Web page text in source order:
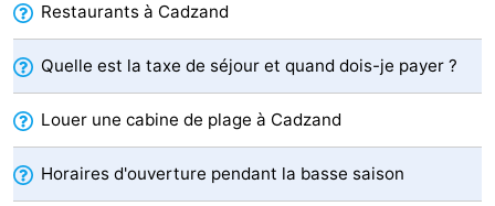
Monuments
-
Moulins
-
Points
de
Attractions
-
Restaurants à Cadzand
Quelle est la taxe de séjour et quand dois-je payer ?
Louer une cabine de plage à Cadzand
Horaires d'ouverture pendant la basse saison